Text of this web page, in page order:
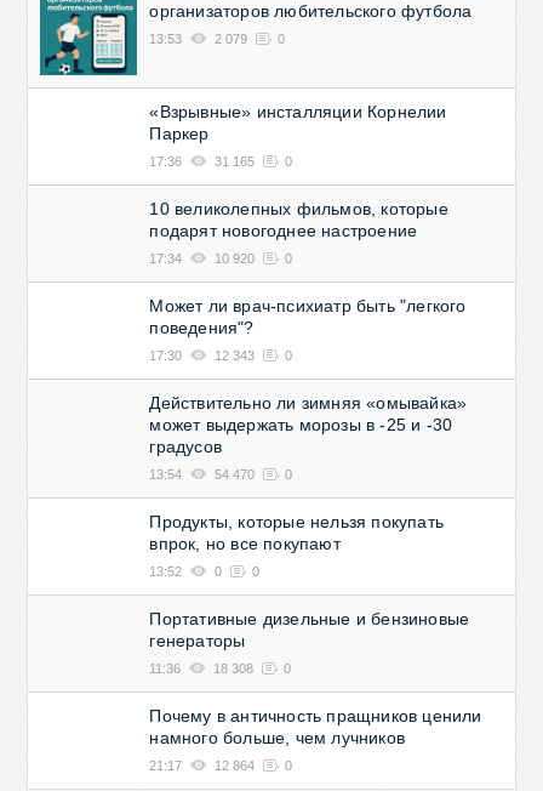
организаторов любительского футбола
13:53 2 079 0
«Взрывные» инсталляции Корнелии
Паркер
17:36 31 165 0
10 великолепных фильмов, которые
подарят новогоднее настроение
17:34 10 920 0
Может ли врач-психиатр быть "легкого
поведения"?
17:30 12 343 0
Действительно ли зимняя «омывайка»
может выдержать морозы в -25 и -30
градусов
13:54 54 470 0
Продукты, которые нельзя покупать
впрок, но все покупают
13:52 0 0
Портативные дизельные и бензиновые
генераторы
11:36 18 308 0
Почему в античность пращников ценили
намного больше, чем лучников
21:17 12 864 0